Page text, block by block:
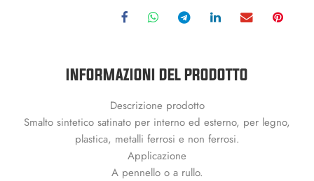
INFORMAZIONI DEL PRODOTTO
Descrizione prodotto
Smalto sintetico satinato per interno ed esterno, per legno,
plastica, metalli ferrosi e non ferrosi.
Applicazione
A pennello o a rullo.